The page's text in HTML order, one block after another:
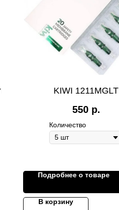
KIWI 1211MGLT
550 р.
Количество
Подробнее о товаре
В корзину